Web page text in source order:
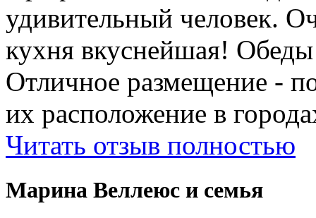
удивительный человек.
кухня вкуснейшая!
Отличное размещение -
их расположение в
Читать отзыв полностью
Марина Веллеюс и семья